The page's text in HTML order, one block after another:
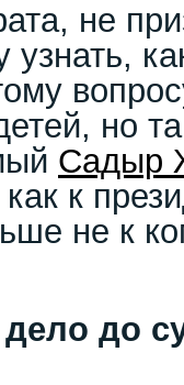
не
узнать,
но
Садыр
к
не к
до